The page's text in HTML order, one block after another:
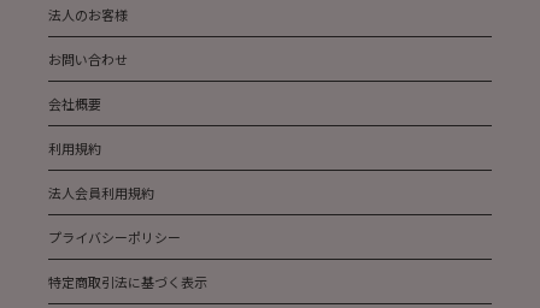
法人のお客様
お問い合わせ
会社概要
利用規約
法人会員利用規約
プライバシーポリシー
特定商取引法に基づく表示